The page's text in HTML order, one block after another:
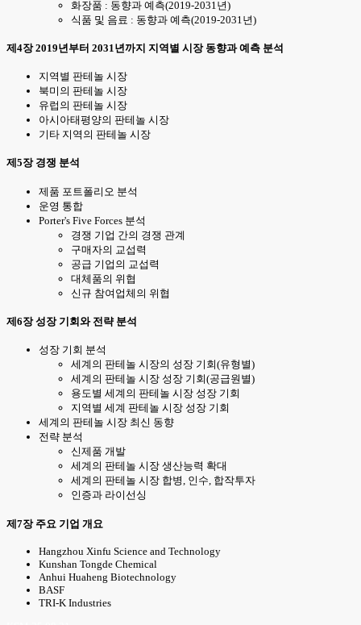
화장품 : 동향과 예측(2019-2031년)
식품 및 음료 : 동향과 예측(2019-2031년)
제4장 2019년부터 2031년까지 지역별 시장 동향과 예측 분석
지역별 판테놀 시장
북미의 판테놀 시장
유럽의 판테놀 시장
아시아태평양의 판테놀 시장
기타 지역의 판테놀 시장
제5장 경쟁 분석
제품 포트폴리오 분석
운영 통합
Porter's Five Forces 분석
경쟁 기업 간의 경쟁 관계
구매자의 교섭력
공급 기업의 교섭력
대체품의 위협
신규 참여업체의 위협
제6장 성장 기회와 전략 분석
성장 기회 분석
세계의 판테놀 시장의 성장 기회(유형별)
세계의 판테놀 시장 성장 기회(공급원별)
용도별 세계의 판테놀 시장 성장 기회
지역별 세계 판테놀 시장 성장 기회
세계의 판테놀 시장 최신 동향
전략 분석
신제품 개발
세계의 판테놀 시장 생산능력 확대
세계의 판테놀 시장 합병, 인수, 합작투자
인증과 라이선싱
제7장 주요 기업 개요
Hangzhou Xinfu Science and Technology
Kunshan Tongde Chemical
Anhui Huaheng Biotechnology
BASF
TRI-K Industries